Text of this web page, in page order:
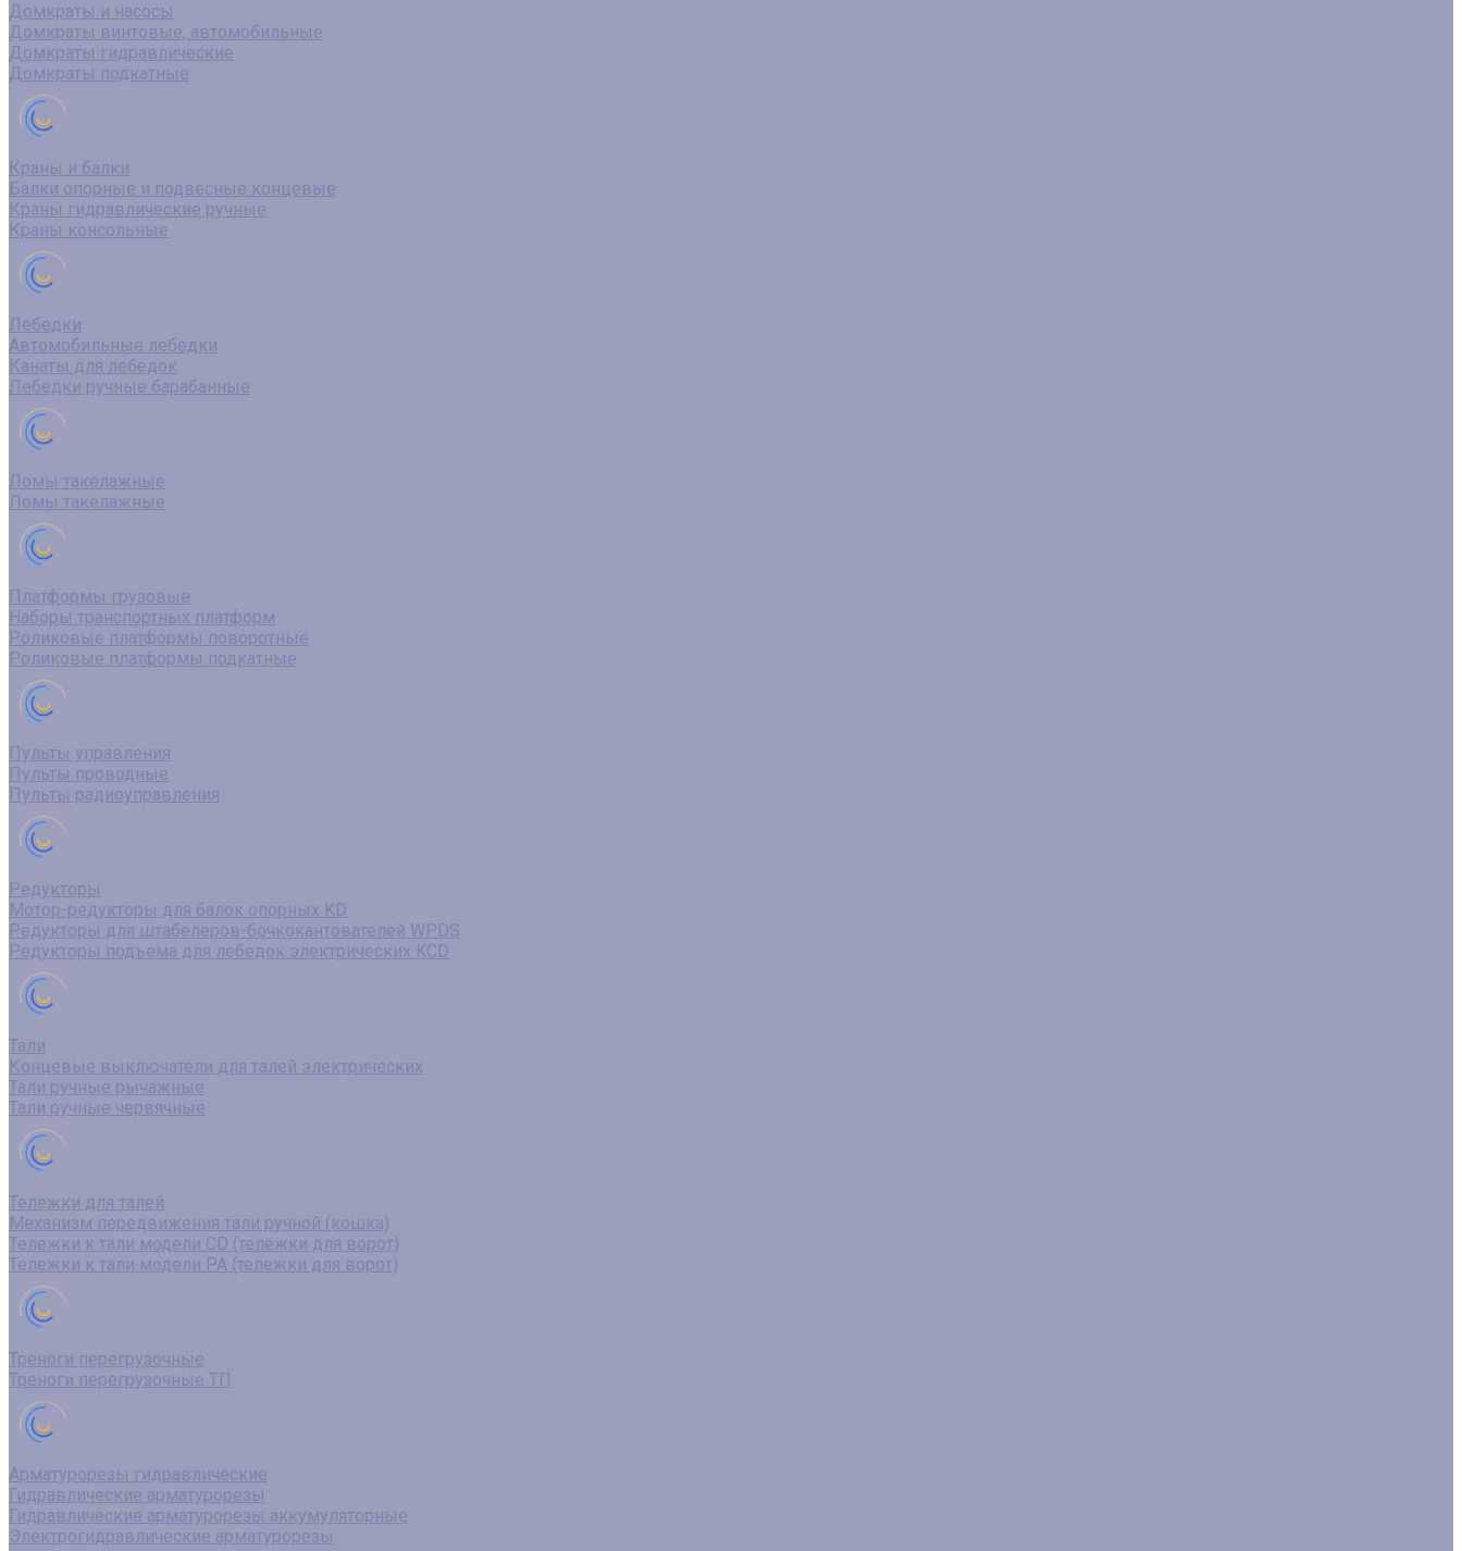
Домкраты и насосы
Домкраты винтовые, автомобильные
Домкраты гидравлические
Домкраты подкатные
Краны и балки
Балки опорные и подвесные концевые
Краны гидравлические ручные
Краны консольные
Лебедки
Автомобильные лебедки
Канаты для лебедок
Лебедки ручные барабанные
Ломы такелажные
Ломы такелажные
Платформы грузовые
Наборы транспортных платформ
Роликовые платформы поворотные
Роликовые платформы подкатные
Пульты управления
Пульты проводные
Пульты радиоуправления
Редукторы
Мотор-редукторы для балок опорных KD
Редукторы для штабелеров-бочкокантователей WPDS
Редукторы подъема для лебедок электрических KCD
Тали
Концевые выключатели для талей электрических
Тали ручные рычажные
Тали ручные червячные
Тележки для талей
Механизм передвижения тали ручной (кошка)
Тележки к тали модели CD (тележки для ворот)
Тележки к тали модели РА (тележки для ворот)
Треноги перегрузочные
Треноги перегрузочные ТП
Арматурорезы гидравлические
Гидравлические арматурорезы
Гидравлические арматурорезы аккумуляторные
Электрогидравлические арматурорезы